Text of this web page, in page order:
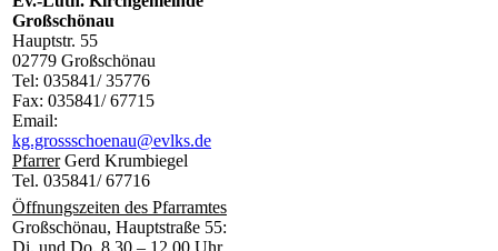
Großschönau
Hauptstr. 55
02779 Großschönau
Tel: 035841/ 35776
Fax: 035841/ 67715
Email:
kg.grossschoenau@evlks.de
PfarrerGerd Krumbiegel
Tel. 035841/ 67716
Öffnungszeiten des Pfarramtes
Großschönau, Hauptstraße 55:
Di. und Do. 8.30 – 12.00 Uhr